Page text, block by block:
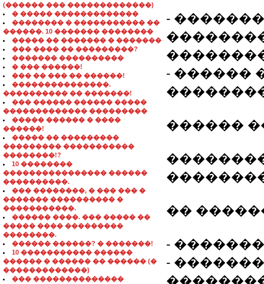
(������ ��� �������������)
� ����� �������������
�������� � ����������� ��
������. 10 ������� ��������
����� �� ������� � �������
��� ���� �� ���������?
������� ����������
� ��� ������!
��� �� ��� �� ������!
���������������.
���������� �� �������!
��� ������ ������ �����
������������� ���������
����� ������ � ����
������!
����� �� ���������
��������� �����������
��������!?
10 ��������
���������������� ������
����������.
��� ��������, � ��� ��� �
������� ���������� �
�����������.
������ ����. ��� ����� ��
����� ���� ���������
��������.
������ ������? � �������!
10 ����������� ������
������ � ������ �� ������ (�
�������������)
��� ��������������
-
- ������
������
��
-
-